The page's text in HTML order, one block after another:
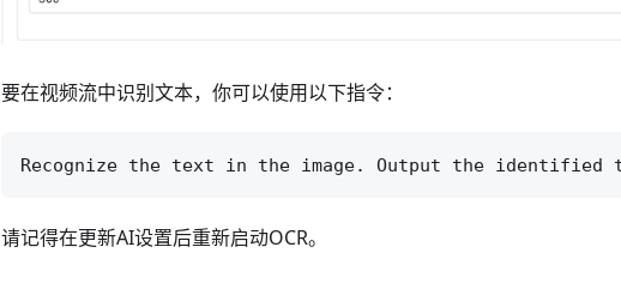
要在视频流中识别文本，你可以使用以下指令：
请记得在更新AI设置后重新启动OCR。